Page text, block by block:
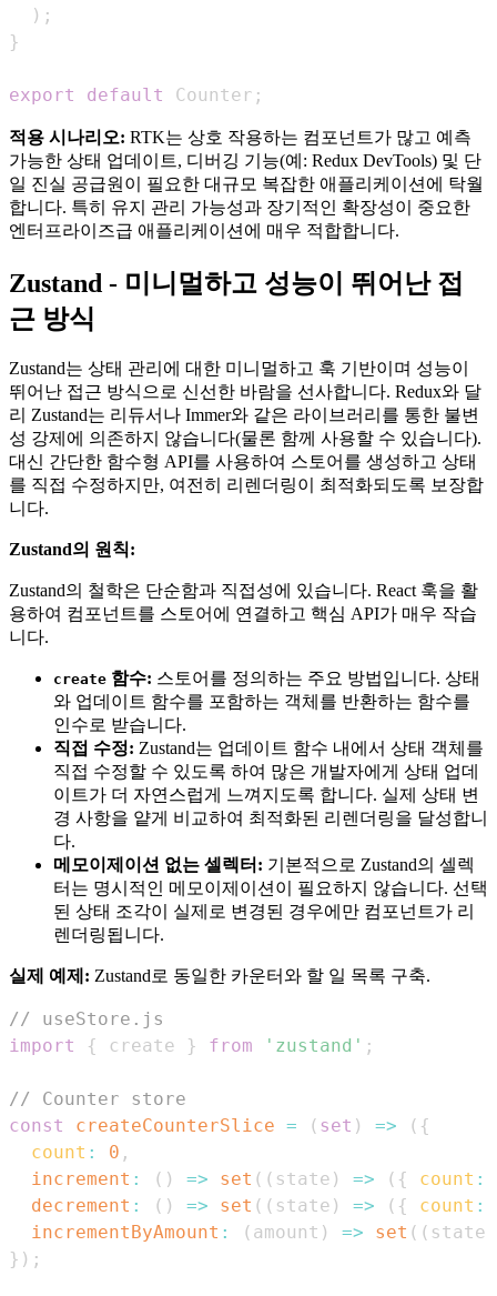
) ;
}
export default Counter ;
적용 시나리오: RTK는 상호 작용하는 컴포넌트가 많고 예측
가능한 상태 업데이트, 디버깅 기능(예: Redux DevTools) 및 단
일 진실 공급원이 필요한 대규모 복잡한 애플리케이션에 탁월
합니다. 특히 유지 관리 가능성과 장기적인 확장성이 중요한
엔터프라이즈급 애플리케이션에 매우 적합합니다.
Zustand - 미니멀하고 성능이 뛰어난 접
근 방식
Zustand는 상태 관리에 대한 미니멀하고 훅 기반이며 성능이
뛰어난 접근 방식으로 신선한 바람을 선사합니다. Redux와 달
리 Zustand는 리듀서나 Immer와 같은 라이브러리를 통한 불변
성 강제에 의존하지 않습니다(물론 함께 사용할 수 있습니다).
대신 간단한 함수형 API를 사용하여 스토어를 생성하고 상태
를 직접 수정하지만, 여전히 리렌더링이 최적화되도록 보장합
니다.
Zustand의 원칙:
Zustand의 철학은 단순함과 직접성에 있습니다. React 훅을 활
용하여 컴포넌트를 스토어에 연결하고 핵심 API가 매우 작습
니다.
create 함수: 스토어를 정의하는 주요 방법입니다. 상태
와 업데이트 함수를 포함하는 객체를 반환하는 함수를
인수로 받습니다.
직접 수정: Zustand는 업데이트 함수 내에서 상태 객체를
직접 수정할 수 있도록 하여 많은 개발자에게 상태 업데
이트가 더 자연스럽게 느껴지도록 합니다. 실제 상태 변
경 사항을 얕게 비교하여 최적화된 리렌더링을 달성합니
다.
메모이제이션 없는 셀렉터: 기본적으로 Zustand의 셀렉
터는 명시적인 메모이제이션이 필요하지 않습니다. 선택
된 상태 조각이 실제로 변경된 경우에만 컴포넌트가 리
렌더링됩니다.
실제 예제: Zustand로 동일한 카운터와 할 일 목록 구축.
// useStore.js
import
{ create } from 'zustand' ;
// Counter store
const
createCounterSlice = ( set ) => ( {
count : 0 ,
increment : ( ) => set ( ( state ) => ( { count :
decrement : ( ) => set ( ( state ) => ( { count :
incrementByAmount : ( amount ) => set ( ( state
} ) ;